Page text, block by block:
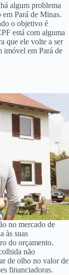
algum problema
Pará de Minas.
o objetivo é
está com alguma
que ele volte a ser
imóvel em Pará de
no mercado de
às suas
do orçamento.
não
de olho no valor de
financiadoras.